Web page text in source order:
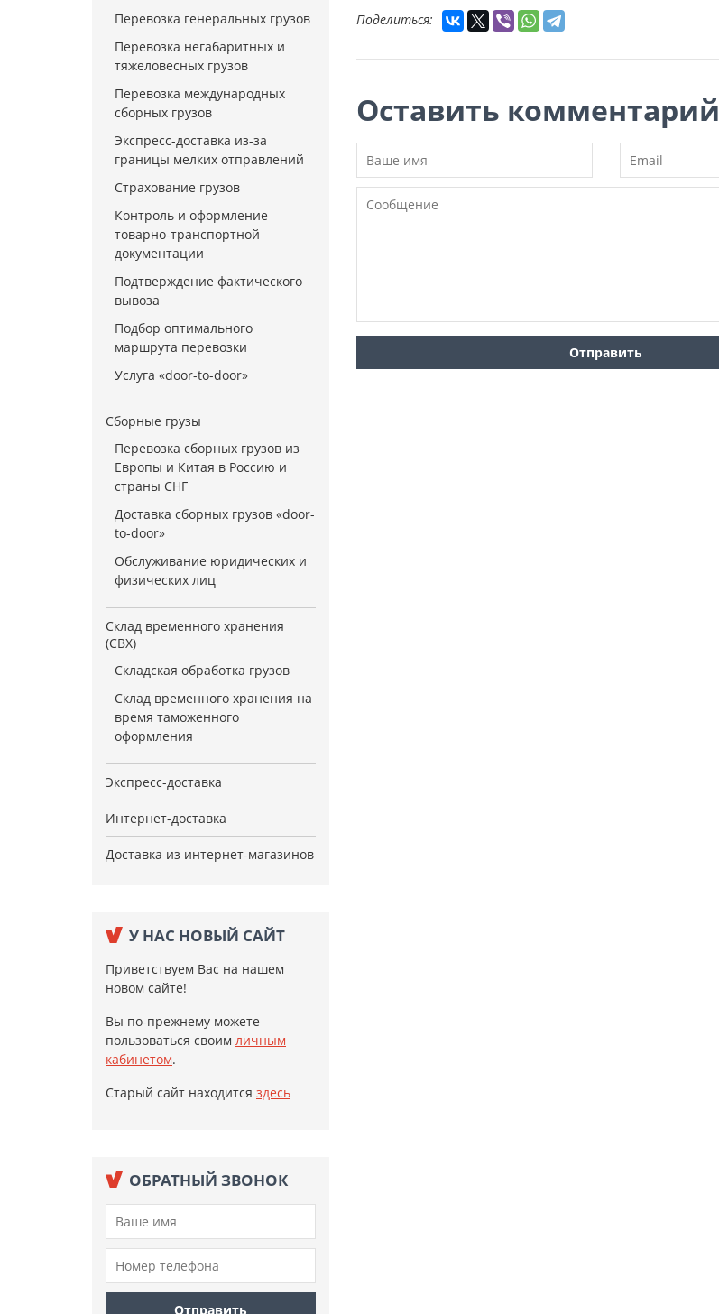
Перевозка генеральных грузов
Перевозка негабаритных и
тяжеловесных грузов
Перевозка международных
сборных грузов
Экспресс-доставка из-за
границы мелких отправлений
Страхование грузов
Контроль и оформление
товарно-транспортной
документации
Подтверждение фактического
вывоза
Подбор оптимального
маршрута перевозки
Услуга «door-to-door»
Сборные грузы
Перевозка сборных грузов из
Европы и Китая в Россию и
страны СНГ
Доставка сборных грузов «door-
to-door»
Обслуживание юридических и
физических лиц
Склад временного хранения
(СВХ)
Складская обработка грузов
Склад временного хранения на
время таможенного
оформления
Экспресс-доставка
Интернет-доставка
Доставка из интернет-магазинов
У НАС НОВЫЙ САЙТ
Приветствуем Вас на нашем
новом сайте!
Вы по-прежнему можете
пользоваться своим личным
кабинетом.
Старый сайт находится здесь
ОБРАТНЫЙ ЗВОНОК
Поделиться:
Оставить